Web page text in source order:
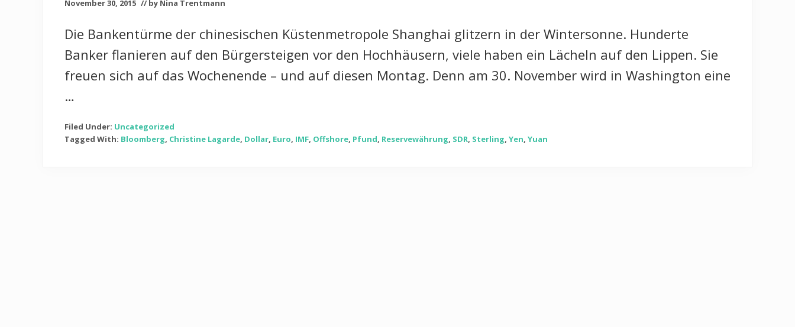
November 30, 2015 // by Nina Trentmann
Die Bankentürme der chinesischen Küstenmetropole Shanghai glitzern in der Wintersonne. Hunderte
Banker flanieren auf den Bürgersteigen vor den Hochhäusern, viele haben ein Lächeln auf den Lippen. Sie
freuen sich auf das Wochenende – und auf diesen Montag. Denn am 30. November wird in Washington eine
…
Filed Under: Uncategorized
Tagged With: Bloomberg, Christine Lagarde, Dollar, Euro, IMF, Offshore, Pfund, Reservewährung, SDR, Sterling, Yen, Yuan